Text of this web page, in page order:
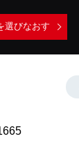
選びなおす